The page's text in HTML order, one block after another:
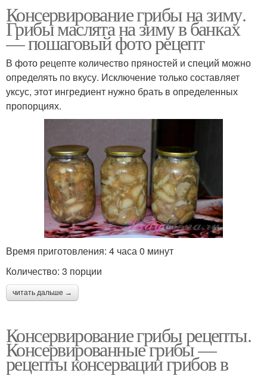
Консервирование грибы на зиму.
Грибы маслята на зиму в банках
— пошаговый фото рецепт
В фото рецепте количество пряностей и специй можно
определять по вкусу. Исключение только составляет
уксус, этот ингредиент нужно брать в определенных
пропорциях.
Время приготовления: 4 часа 0 минут
Количество: 3 порции
читать дальше →
Консервирование грибы рецепты.
Консервированные грибы —
рецепты консервации грибов в